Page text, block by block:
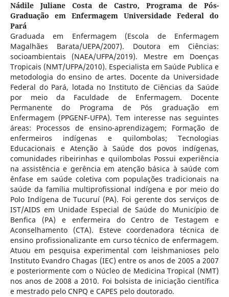
Nádile Juliane Costa de Castro,Programa de Pós-
Graduação em Enfermagem Universidade Federal do
Pará
Graduada em Enfermagem (Escola de Enfermagem
Magalhães Barata/UEPA/2007). Doutora em Ciências:
socioambientais (NAEA/UFPA/2019). Mestre em Doenças
Tropicais (NMT/UFPA/2010). Especialista em Saúde Publica e
metodologia do ensino de artes. Docente da Universidade
Federal do Pará, lotada no Instituto de Ciências da Saúde
por meio da Faculdade de Enfermagem. Docente
Permanente do Programa de Pós graduação em
Enfermagem (PPGENF-UFPA). Tem interesse nas seguintes
áreas: Processos de ensino-aprendizagem; Formação de
enfermeiros indígenas e quilombolas; Tecnologias
Educacionais e Atenção à Saúde dos povos indígenas,
comunidades ribeirinhas e quilombolas Possui experiência
na assistência e gerência em atenção básica à saúde com
ênfase em saúde coletiva com populações tradicionais na
saúde da família multiprofissional indígena e por meio do
Polo Indígena de Tucuruí (PA). Foi gerente dos serviços de
IST/AIDS em Unidade Especial de Saúde do Município de
Benfica (PA) e enfermeira do Centro de Testagem e
Aconselhamento (CTA). Esteve coordenadora técnica de
ensino profissionalizante em curso técnico de enfermagem.
Atuou em pesquisa experimental com leishmanioses pelo
Instituto Evandro Chagas (IEC) entre os anos de 2005 a 2007
e posteriormente com o Núcleo de Medicina Tropical (NMT)
nos anos de 2008 a 2010. Foi bolsista de iniciação científica
e mestrado pelo CNPQ e CAPES pelo doutorado.